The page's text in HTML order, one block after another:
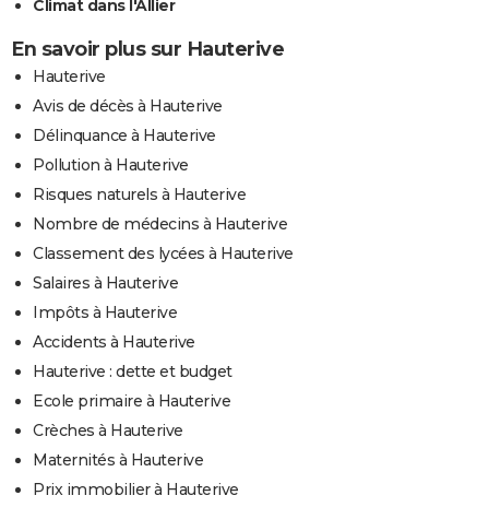
Climat dans l'Allier
En savoir plus sur Hauterive
Hauterive
Avis de décès à Hauterive
Délinquance à Hauterive
Pollution à Hauterive
Risques naturels à Hauterive
Nombre de médecins à Hauterive
Classement des lycées à Hauterive
Salaires à Hauterive
Impôts à Hauterive
Accidents à Hauterive
Hauterive : dette et budget
Ecole primaire à Hauterive
Crèches à Hauterive
Maternités à Hauterive
Prix immobilier à Hauterive